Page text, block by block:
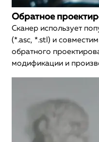
Обратное
Сканер использует
(*.asc, *.stl) и
обратного
модификации и